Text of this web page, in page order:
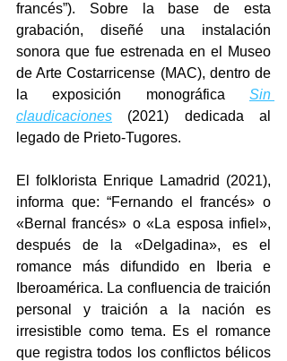
francés”). Sobre la base de esta
grabación, diseñé una instalación
sonora que fue estrenada en el Museo
de Arte Costarricense (MAC), dentro de
la exposición monográfica Sin
claudicaciones (2021) dedicada al
legado de Prieto-Tugores.
El folklorista Enrique Lamadrid (2021),
informa que: “Fernando el francés» o
«Bernal francés» o «La esposa infiel»,
después de la «Delgadina», es el
romance más difundido en Iberia e
Iberoamérica. La confluencia de traición
personal y traición a la nación es
irresistible como tema. Es el romance
que registra todos los conflictos bélicos